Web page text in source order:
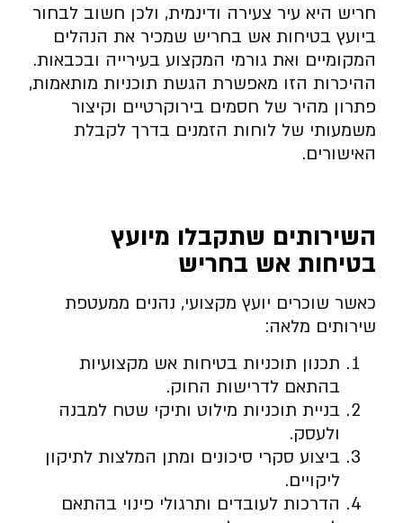
חריש היא עיר צעירה ודינמית, ולכן חשוב לבחור
ביועץ בטיחות אש בחריש שמכיר את הנהלים
המקומיים ואת גורמי המקצוע בעירייה ובכבאות.
ההיכרות הזו מאפשרת הגשת תוכניות מותאמות,
פתרון מהיר של חסמים בירוקרטיים וקיצור
משמעותי של לוחות הזמנים בדרך לקבלת
האישורים.
השירותים שתקבלו מיועץ
בטיחות אש בחריש
כאשר שוכרים יועץ מקצועי, נהנים ממעטפת
שירותים מלאה:
תכנון תוכניות בטיחות אש מקצועיות
בהתאם לדרישות החוק.
בניית תוכניות מילוט ותיקי שטח למבנה
ולעסק.
ביצוע סקרי סיכונים ומתן המלצות לתיקון
ליקויים.
הדרכות לעובדים ותרגולי פינוי בהתאם